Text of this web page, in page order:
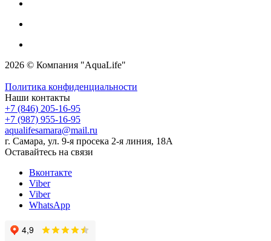
2026 © Компания "AquaLife"
Политика конфиденциальности
Наши контакты
+7 (846) 205-16-95
+7 (987) 955-16-95
aqualifesamara@mail.ru
г. Самара, ул. 9-я просека 2-я линия, 18А
Оставайтесь на связи
Вконтакте
Viber
Viber
WhatsApp